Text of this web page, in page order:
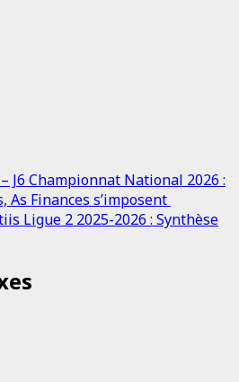
J6 Championnat National 2026 :
Finances s’imposent
Ligue 2 2025-2026 : Synthèse